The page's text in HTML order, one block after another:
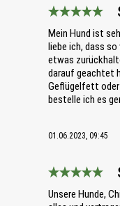
Bewertung mit 5
Mein Hund ist
liebe ich, dass
etwas
darauf geachtet
Geflügelfett oder
bestelle ich es
01.06.2023, 09:45
Unsere Hunde,